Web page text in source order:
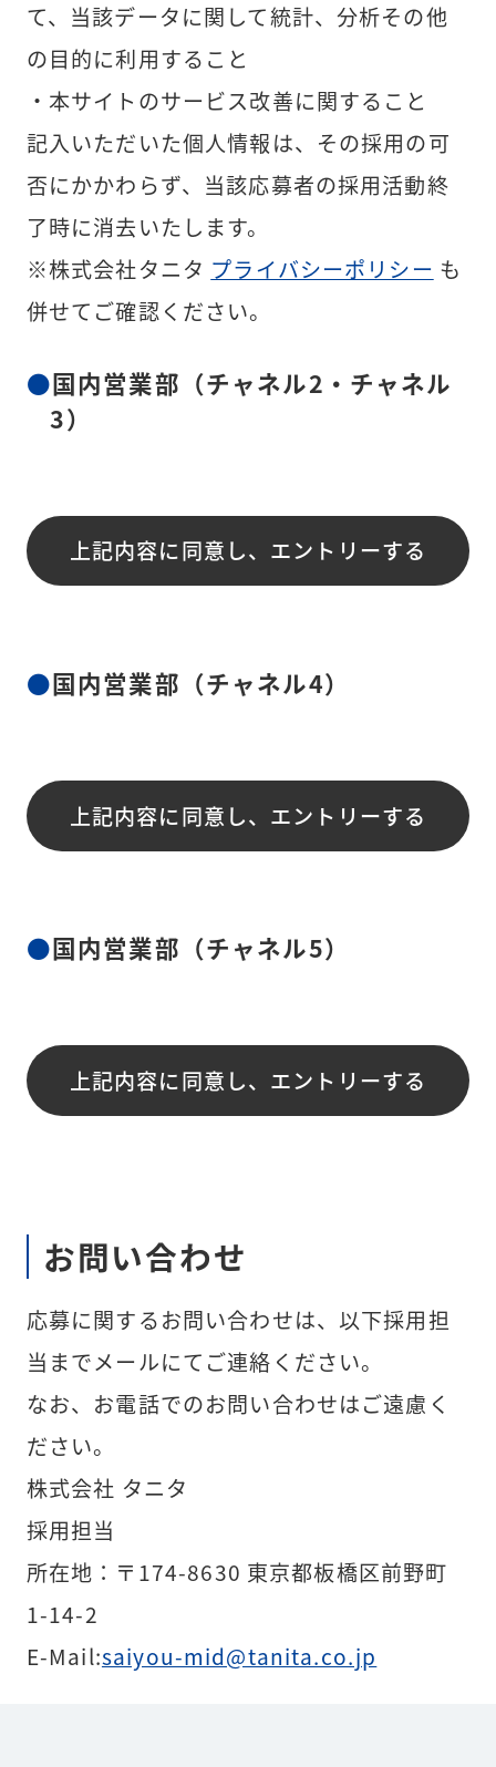
て、当該データに関して統計、分析その他
の目的に利用すること
・本サイトのサービス改善に関すること
記入いただいた個人情報は、その採用の可
否にかかわらず、当該応募者の採用活動終
了時に消去いたします。
※株式会社タニタ プライバシーポリシー も
併せてご確認ください。
国内営業部（チャネル2・チャネル
3）
上記内容に同意し、エントリーする
国内営業部（チャネル4）
上記内容に同意し、エントリーする
国内営業部（チャネル5）
上記内容に同意し、エントリーする
お問い合わせ
応募に関するお問い合わせは、以下採用担
当までメールにてご連絡ください。
なお、お電話でのお問い合わせはご遠慮く
ださい。
株式会社 タニタ
採用担当
所在地：〒174-8630 東京都板橋区前野町
1-14-2
E-Mail:saiyou-mid@tanita.co.jp